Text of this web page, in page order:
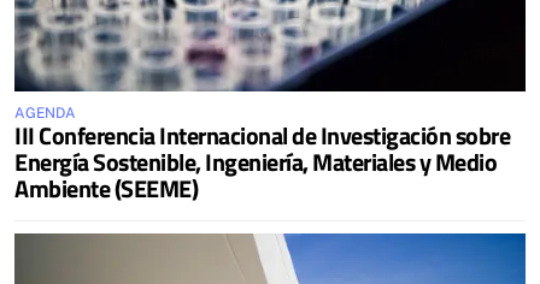
AGENDA
III Conferencia Internacional de Investigación sobre
Energía Sostenible, Ingeniería, Materiales y Medio
Ambiente (SEEME)